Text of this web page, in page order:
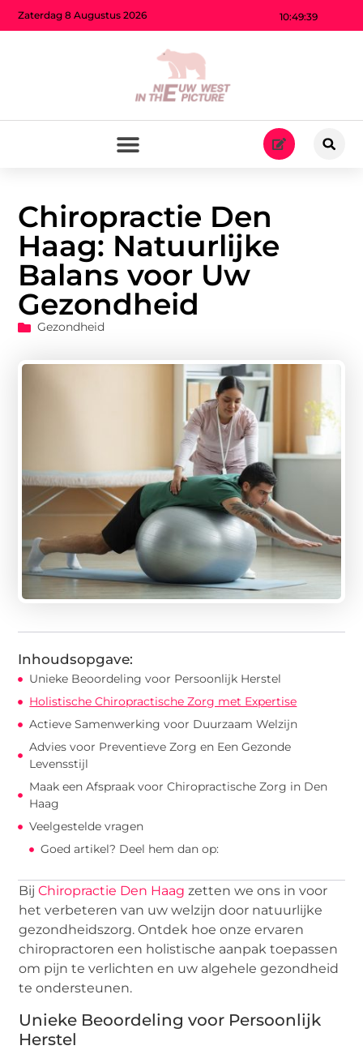
10:49:40
Zaterdag 8 Augustus 2026
Chiropractie Den
Haag: Natuurlijke
Balans voor Uw
Gezondheid
Gezondheid
Inhoudsopgave:
Unieke Beoordeling voor Persoonlijk Herstel
Holistische Chiropractische Zorg met Expertise
Actieve Samenwerking voor Duurzaam Welzijn
Advies voor Preventieve Zorg en Een Gezonde
Levensstijl
Maak een Afspraak voor Chiropractische Zorg in Den
Haag
Veelgestelde vragen
Goed artikel? Deel hem dan op:
BijChiropractie Den Haag zetten we ons in voor
het verbeteren van uw welzijn door natuurlijke
gezondheidszorg. Ontdek hoe onze ervaren
chiropractoren een holistische aanpak toepassen
om pijn te verlichten en uw algehele gezondheid
te ondersteunen.
Unieke Beoordeling voor Persoonlijk
Herstel